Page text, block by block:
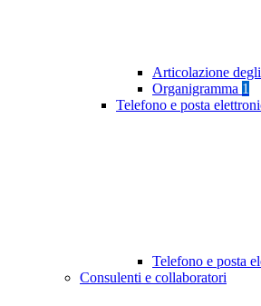
Articolazione
Organigramma 1
Telefono e posta
Telefono e posta
Consulenti e collaboratori